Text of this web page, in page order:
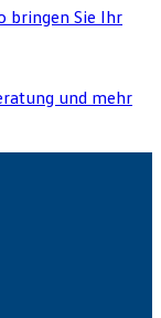
bringen Sie Ihr
und mehr